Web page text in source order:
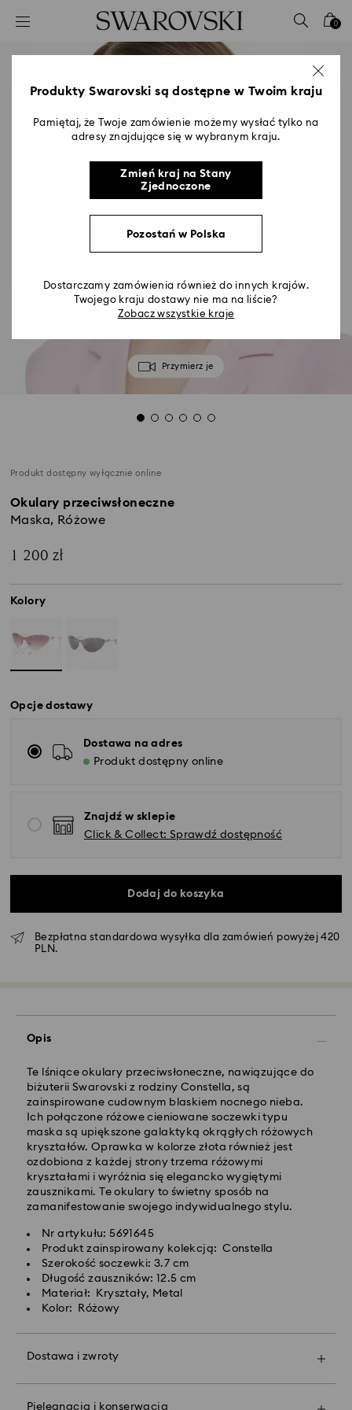
Lista kluczy dostępu
2 - Stopka
0
Przymierz je
Produkt dostępny wyłącznie online
Okulary przeciwsłoneczne
Maska, Różowe
1 200 zł
Kolory
Opcje dostawy
Dostawa na adres
Produkt dostępny online
Znajdź w sklepie
Click & Collect: Sprawdź dostępność
Dodaj do koszyka
Bezpłatna standardowa wysyłka dla zamówień powyżej 420
PLN.
Opis
Te lśniące okulary przeciwsłoneczne, nawiązujące do
biżuterii Swarovski z rodziny Constella, są
zainspirowane cudownym blaskiem nocnego nieba.
Ich połączone różowe cieniowane soczewki typu
maska są upiększone galaktyką okrągłych różowych
kryształów. Oprawka w kolorze złota również jest
ozdobiona z każdej strony trzema różowymi
kryształami i wyróżnia się elegancko wygiętymi
zausznikami. Te okulary to świetny sposób na
zamanifestowanie swojego indywidualnego stylu.
Nr artykułu: 5691645
Produkt zainspirowany kolekcją: Constella
Szerokość soczewki: 3.7 cm
Długość zauszników: 12.5 cm
Materiał: Kryształy, Metal
Kolor: Różowy
Dostawa i zwroty
wysłane tego samego dnia.
przetworzeniu i wysyłce
Koszt dostawy standardowej: 25 PLN
Bezpłatna standardowa wysyłka dla zamówień
powyżej 420 PLN
Dostawy ekspresowej - FedEx
Zamówienia złożone of poniedziałku do piątku do
godziny 14:30 czasu CET zostaną przetworzone i
wysłane tego samego dnia.
Czas dostawy ekspresowej: 1-2 dni robocze po
przetworzeniu i wysyłce
Koszt dostawy ekspresowej: 90 PLN
Firma Swarovski nie oferuje dostaw do skrytek
otrzymania ostatecznej płatności.
W przypadku zakupu produktów Crystal Myriad,
Pielęgnacja i konserwacja
Spraw, by Twój podarunek stał się jeszcze bardziej
Produkty Swarovski są dostępne w Twoim kraju
Pamiętaj, że Twoje zamówienie możemy wysłać tylko na
adresy znajdujące się w wybranym kraju.
Zmień kraj na Stany
Zjednoczone
Pozostań w Polska
Dostarczamy zamówienia również do innych krajów.
Twojego kraju dostawy nie ma na liście?
Zobacz wszystkie kraje